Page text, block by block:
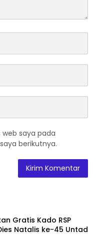
saya pada
berikutnya.
Gratis Kado RSP
Natalis ke-45 Untad